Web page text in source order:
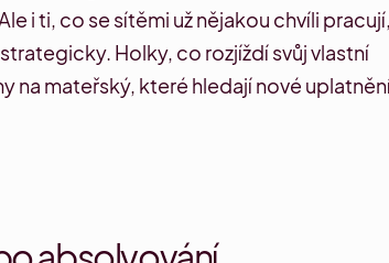
i ti, co se sítěmi už nějakou chvíli pracují,
Holky, co rozjíždí svůj vlastní
na mateřský, které hledajínové